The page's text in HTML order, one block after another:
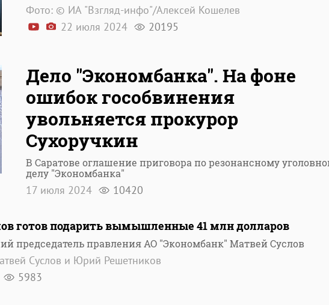
Фото: © ИА "Взгляд-инфо"/Алексей Кошелев
22 июля 2024
20195
Дело "Экономбанка". На фоне
ошибок гособвинения
увольняется прокурор
Сухоручкин
В Саратове оглашение приговора по резонансному
делу "Экономбанка"
17 июля 2024 10420
готов подарить вымышленные 41 млн долларов
председатель правления АО "Экономбанк" Матвей Суслов
Суслов и Юрий Решетников
5983